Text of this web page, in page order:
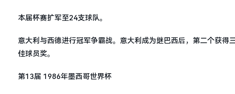
本届杯赛扩军至24支球队。
意大利与西德进行冠军争霸战。意大利成为继巴西后，第二个获
佳球员奖。
第13届 1986年墨西哥世界杯